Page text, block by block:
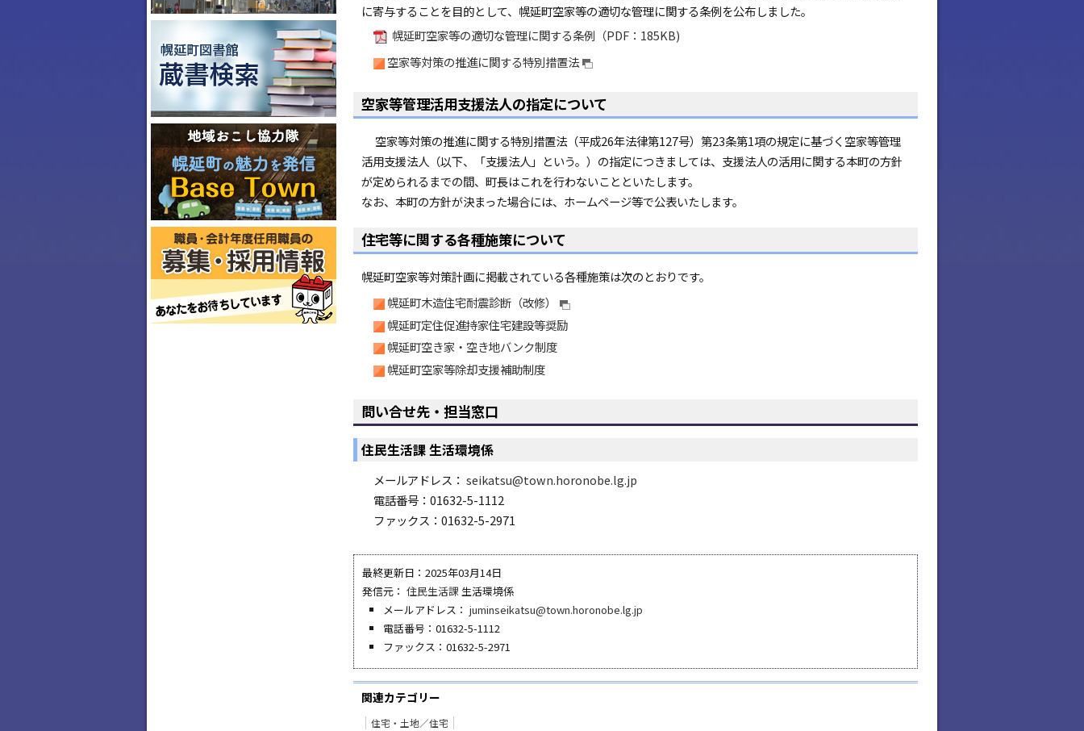
に寄与することを目的として、幌延町空家等の適切な管理に関する条例を公布しました。
幌延町空家等の適切な管理に関する条例（PDF：185KB)
空家等対策の推進に関する特別措置法
空家等管理活用支援法人の指定について
空家等対策の推進に関する特別措置法（平成26年法律第127号）第23条第1項の規定に基づく空家等管理
活用支援法人（以下、「支援法人」という。）の指定につきましては、支援法人の活用に関する本町の方針
が定められるまでの間、町長はこれを行わないことといたします。
なお、本町の方針が決まった場合には、ホームページ等で公表いたします。
住宅等に関する各種施策について
幌延町空家等対策計画に掲載されている各種施策は次のとおりです。
幌延町木造住宅耐震診断（改修）
幌延町定住促進持家住宅建設等奨励
幌延町空き家・空き地バンク制度
幌延町空家等除却支援補助制度
問い合せ先・担当窓口
住民生活課 生活環境係
メールアドレス： seikatsu@town.horonobe.lg.jp
電話番号：01632-5-1112
ファックス：01632-5-2971
最終更新日：2025年03月14日
発信元： 住民生活課生活環境係
メールアドレス： juminseikatsu@town.horonobe.lg.jp
電話番号：01632-5-1112
ファックス：01632-5-2971
関連カテゴリー
住宅・土地／住宅